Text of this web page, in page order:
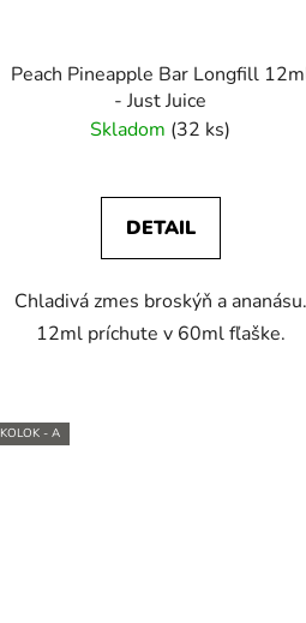
Peach Pineapple Bar Longfill
- Just Juice
Skladom (32 ks)
DETAIL
Chladivá zmes broskýň a ananásu.
12ml príchute v 60ml fľaške.
KOLOK - A